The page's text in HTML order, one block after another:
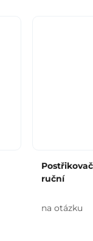
Postřikovač
ruční
na otázku